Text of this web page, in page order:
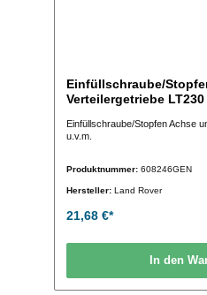
Einfüllschraube/
Verteilergetriebe LT230
Einfüllschraube/Stopfen Achse
u.v.m.
Produktnummer: 608246GEN
Hersteller: Land Rover
21,68 €*
In den